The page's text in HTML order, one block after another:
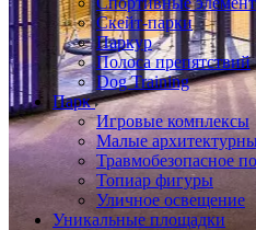
Скейт-парки
Паркур
Полоса препятствий
Dog Training
Парк
Игровые комплексы
Малые
Травмобезопасное
Топиар фигуры
Уличное освещение
Уникальные площадки